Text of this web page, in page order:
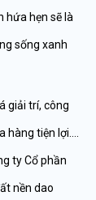
hứa hẹn sẽ là
sống xanh
giải trí, công
hàng tiện lợi….
ty Cổ phần
nền dao